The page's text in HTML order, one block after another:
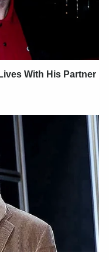
With His Partner